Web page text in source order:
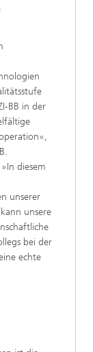
BB in der
diesem
unserer
unsere
bei der
echte